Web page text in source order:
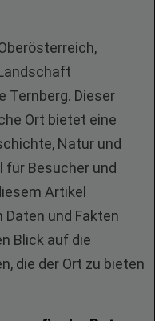
Ternberg. Dieser
Ort bietet eine
Natur und
für Besucher und
Artikel
und Fakten
Blick auf die
die der Ort zu bieten